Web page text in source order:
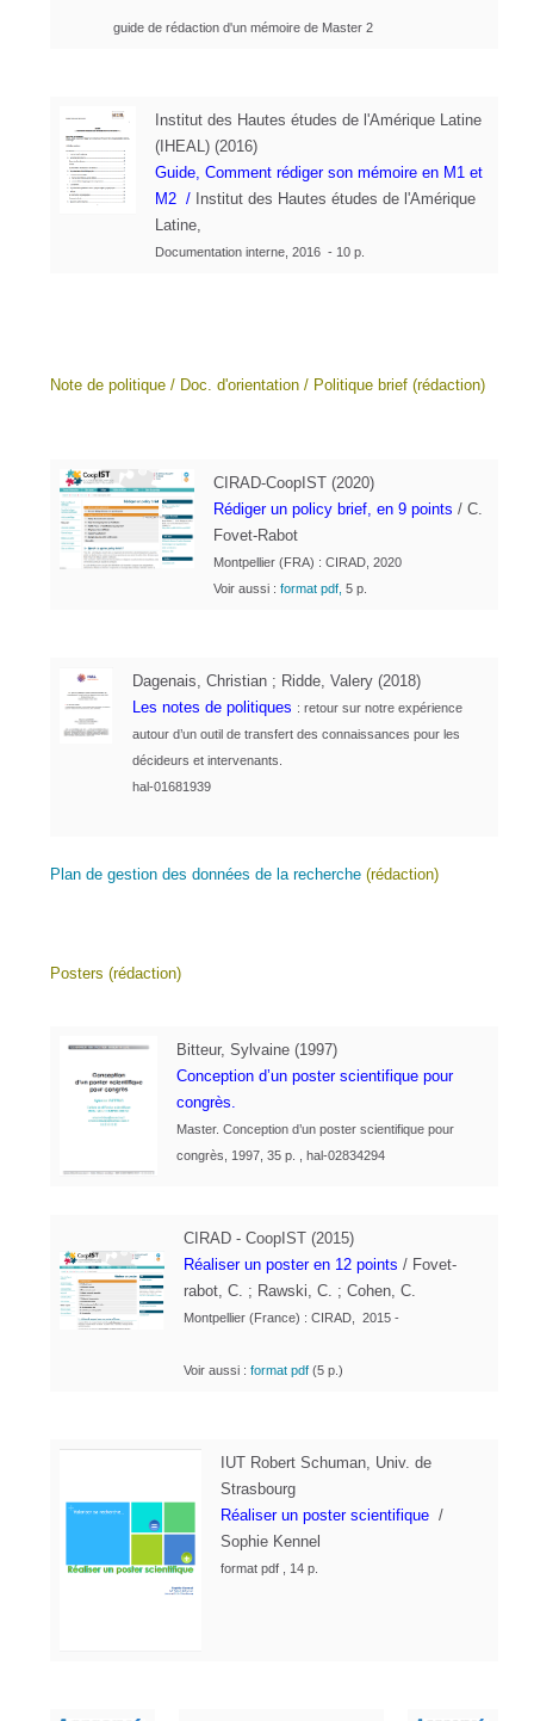
guide de rédaction d'un mémoire de Master 2
Institut des Hautes études de l'Amérique Latine
(IHEAL) (2016)
Guide, Comment rédiger son mémoire en M1 et
M2 / Institut des Hautes études de l'Amérique
Latine,
Documentation interne, 2016 - 10 p.
Note de politique / Doc. d'orientation / Politique brief (rédaction)
CIRAD-CoopIST (2020)
Rédiger un policy brief, en 9 points / C.
Fovet-Rabot
Montpellier (FRA) : CIRAD, 2020
Voir aussi : format pdf, 5 p.
Dagenais, Christian ; Ridde, Valery (2018)
Les notes de politiques : retour sur notre expérience
autour d’un outil de transfert des connaissances pour les
décideurs et intervenants.
hal-01681939
Plan de gestion des données de la recherche (rédaction)
Posters (rédaction)
Bitteur, Sylvaine (1997)
Conception d’un poster scientifique pour
congrès.
Master. Conception d’un poster scientifique pour
congrès, 1997, 35 p. , hal-02834294
CIRAD - CoopIST (2015)
Réaliser un poster en 12 points / Fovet-
rabot, C. ; Rawski, C. ; Cohen, C.
Montpellier (France) : CIRAD, 2015 -
Voir aussi : format pdf (5 p.)
IUT Robert Schuman, Univ. de
Strasbourg
Réaliser un poster scientifique /
Sophie Kennel
format pdf , 14 p.